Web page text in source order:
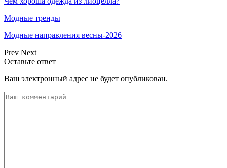
Модные тренды
Модные направления весны-2026
Prev Next
Оставьте ответ
Ваш электронный адрес не будет опубликован.